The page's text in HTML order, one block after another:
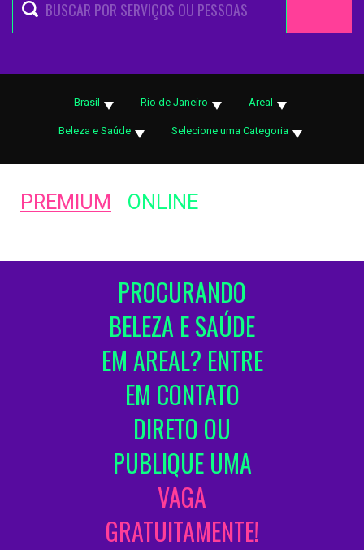
Brasil Rio de Janeiro Areal
Beleza e Saúde Selecione uma Categoria
PREMIUM ONLINE
PROCURANDO
BELEZA E SAÚDE
EM AREAL? ENTRE
EM CONTATO
DIRETO OU
PUBLIQUE UMA
VAGA
GRATUITAMENTE!